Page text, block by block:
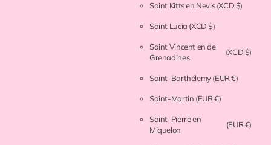
Saint Kitts en Nevis(XCD $)
Saint Lucia (XCD $)
Saint Vincent en de
Grenadines
(XCD $)
Saint-Barthélemy(EUR €)
Saint-Martin (EUR €)
Saint-Pierre en
Miquelon
(EUR €)